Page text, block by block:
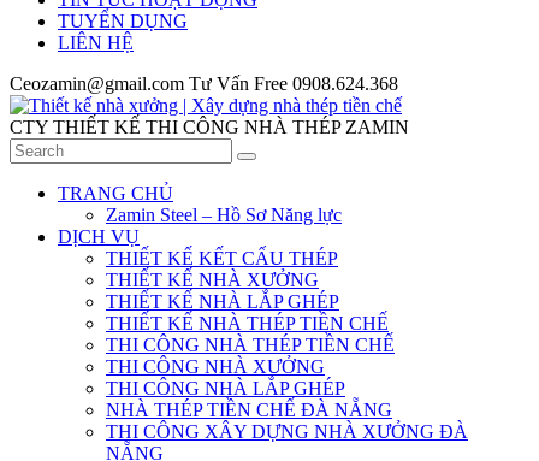
TUYỂN DỤNG
LIÊN HỆ
Ceozamin@gmail.com Tư Vấn Free 0908.624.368
CTY THIẾT KẾ THI CÔNG NHÀ THÉP ZAMIN
TRANG CHỦ
Zamin Steel – Hồ Sơ Năng lực
DỊCH VỤ
THIẾT KẾ KẾT CẤU THÉP
THIẾT KẾ NHÀ XƯỞNG
THIẾT KẾ NHÀ LẮP GHÉP
THIẾT KẾ NHÀ THÉP TIỀN CHẾ
THI CÔNG NHÀ THÉP TIỀN CHẾ
THI CÔNG NHÀ XƯỞNG
THI CÔNG NHÀ LẮP GHÉP
NHÀ THÉP TIỀN CHẾ ĐÀ NẴNG
THI CÔNG XÂY DỰNG NHÀ XƯỞNG ĐÀ
NẴNG